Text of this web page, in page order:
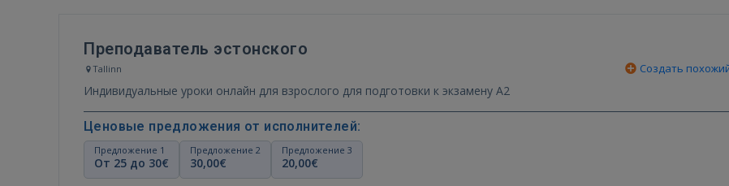
Преподаватель эстонского
Tallinn Создать
Индивидуальные уроки онлайн для взрослого для подготовки к экзамену А2
Ценовые предложения от исполнителей:
Предложение 1
От 25 до 30€
Предложение 2
30,00€
Предложение 3
20,00€